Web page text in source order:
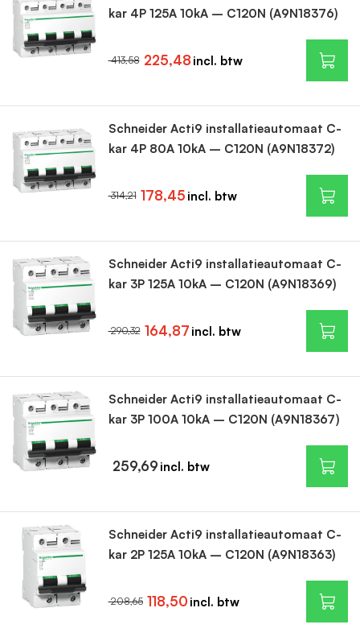
kar 4P 125A 10kA – C120N (A9N18376)
225,48
413,58
Schneider Acti9 installatieautomaat C-
kar 4P 80A 10kA – C120N (A9N18372)
178,45
314,21
Schneider Acti9 installatieautomaat C-
kar 3P 125A 10kA – C120N (A9N18369)
164,87
290,32
Schneider Acti9 installatieautomaat C-
kar 3P 100A 10kA – C120N (A9N18367)
259,69
Schneider Acti9 installatieautomaat C-
kar 2P 125A 10kA – C120N (A9N18363)
118,50
208,65